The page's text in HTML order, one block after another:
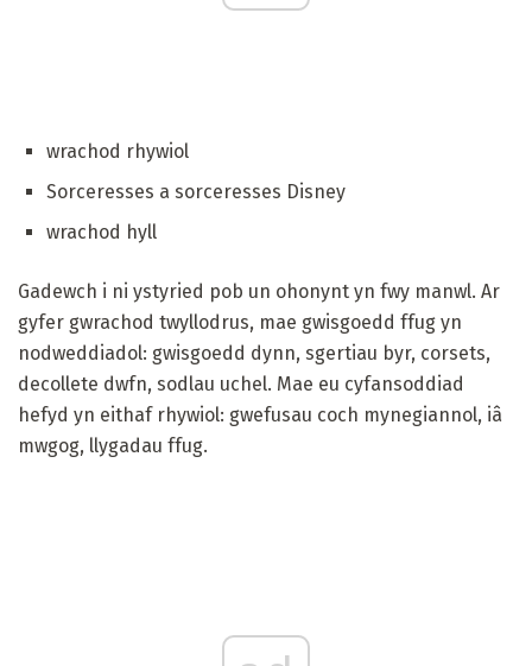
wrachod rhywiol
Sorceresses a sorceresses Disney
wrachod hyll
Gadewch i ni ystyried pob un ohonynt yn fwy manwl. Ar
gyfer gwrachod twyllodrus, mae gwisgoedd ffug yn
nodweddiadol: gwisgoedd dynn, sgertiau byr, corsets,
decollete dwfn, sodlau uchel. Mae eu cyfansoddiad
hefyd yn eithaf rhywiol: gwefusau coch mynegiannol, iâ
mwgog, llygadau ffug.